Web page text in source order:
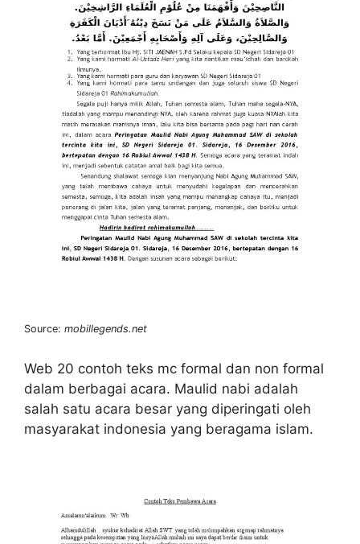
Source: mobillegends.net
Web 20 contoh teks mc formal dan non formal
dalam berbagai acara. Maulid nabi adalah
salah satu acara besar yang diperingati oleh
masyarakat indonesia yang beragama islam.